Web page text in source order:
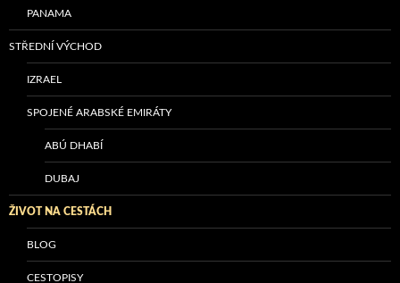
PANAMA
STŘEDNÍ VÝCHOD
IZRAEL
SPOJENÉ ARABSKÉ EMIRÁTY
ABÚ DHABÍ
DUBAJ
ŽIVOT NA CESTÁCH
BLOG
CESTOPISY